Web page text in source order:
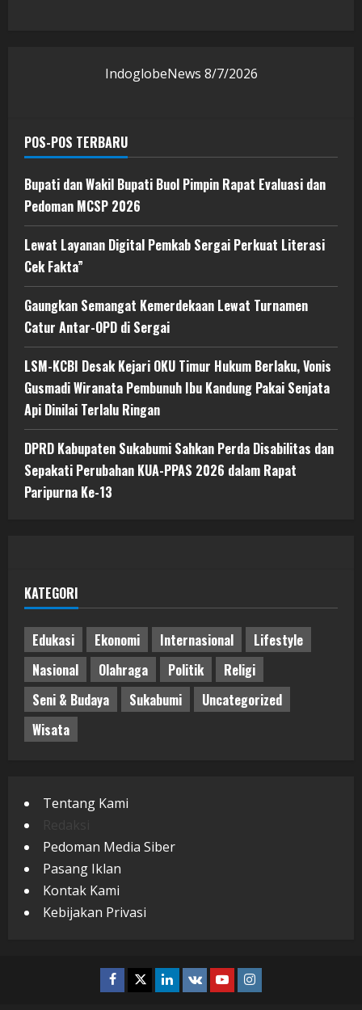
IndoglobeNews 8/7/2026
POS-POS TERBARU
Bupati dan Wakil Bupati Buol Pimpin Rapat Evaluasi dan
Pedoman MCSP 2026
Lewat Layanan Digital Pemkab Sergai Perkuat Literasi
Cek Fakta”
Gaungkan Semangat Kemerdekaan Lewat Turnamen
Catur Antar-OPD di Sergai
LSM-KCBI Desak Kejari OKU Timur Hukum Berlaku, Vonis
Gusmadi Wiranata Pembunuh Ibu Kandung Pakai Senjata
Api Dinilai Terlalu Ringan
DPRD Kabupaten Sukabumi Sahkan Perda Disabilitas dan
Sepakati Perubahan KUA-PPAS 2026 dalam Rapat
Paripurna Ke-13
KATEGORI
Edukasi Ekonomi Internasional
Lifestyle
Nasional
Olahraga Politik
Religi
Seni & Budaya
Sukabumi
Uncategorized
Wisata
Tentang Kami
Pedoman Media Siber
Pasang Iklan
Kontak Kami
Kebijakan Privasi
Facebook
TwitterLinkedin
VK YoutubeInstagram